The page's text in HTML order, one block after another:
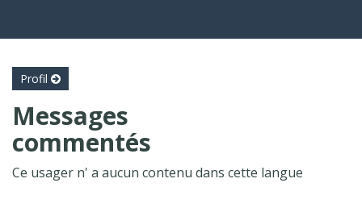
Profil
Messages
commentés
Ce usager n' a aucun contenu dans cette langue